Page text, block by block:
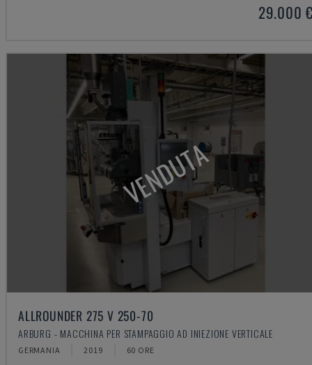
29.000
VENDUTA
ALLROUNDER 275 V 250-70
ARBURG - MACCHINA PER STAMPAGGIO AD INIEZIONE VERTICALE
GERMANIA 2019 60 ORE